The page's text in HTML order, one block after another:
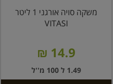
משקה סויה אורגני 1 ליטר
VITASI
14.9 ₪
1.49 ל 100 מ''ל